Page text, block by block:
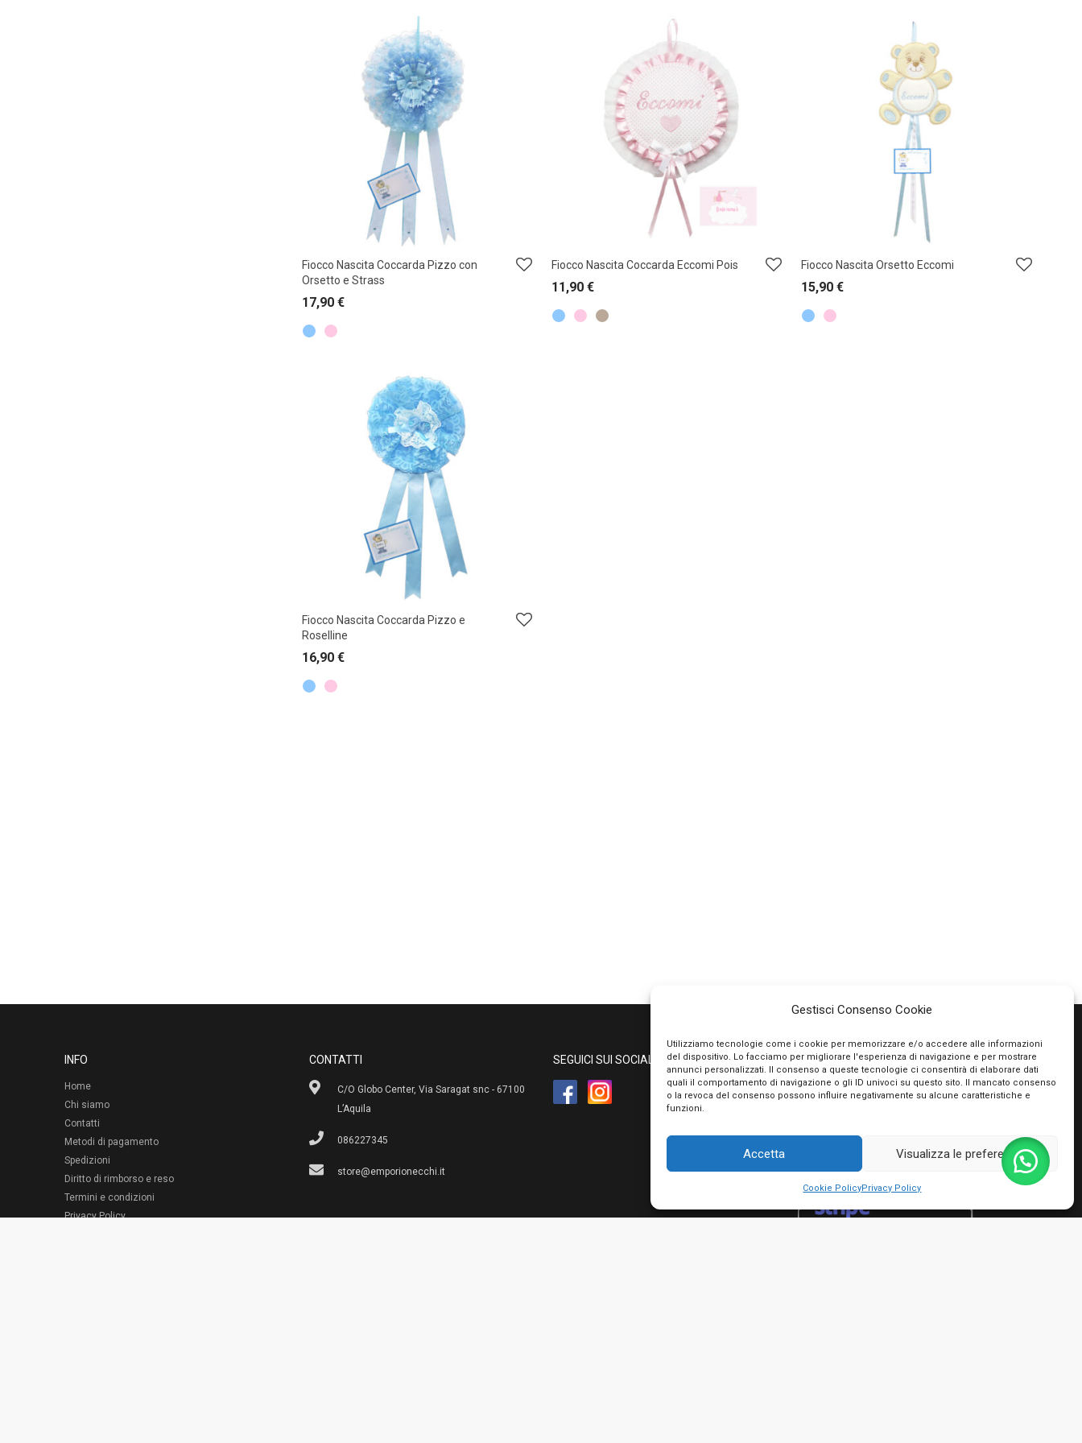
Gestisci Consenso Cookie
Utilizziamo tecnologie come i cookie per memorizzare e/o accedere alle informazioni
del dispositivo. Lo facciamo per migliorare l'esperienza di navigazione e per mostrare
annunci personalizzati. Il consenso a queste tecnologie ci consentirà di elaborare dati
quali il comportamento di navigazione o gli ID univoci su questo sito. Il mancato consenso
o la revoca del consenso possono influire negativamente su alcune caratteristiche e
funzioni.
Accetta Visualizza le preferenze
Cookie PolicyPrivacy Policy
© 2022 Emporio Necchi
Fiocco Nascita Coccarda Pizzo con
Orsetto e Strass
17,90 €
Fiocco Nascita Coccarda Eccomi Pois
11,90 €
Fiocco Nascita Orsetto Eccomi
15,90€
Fiocco Nascita Coccarda Pizzo e
Roselline
16,90 €
INFO
Home
Chi siamo
Contatti
Metodi di pagamento
Spedizioni
Diritto di rimborso e reso
Termini e condizioni
Privacy Policy
CONTATTI
C/O Globo Center, Via Saragat snc - 67100
L’Aquila
086227345
store@emporionecchi.it
SEGUICI SUI SOCIAL PAGAMENTI SICURI
Utilizziamo PayPal e Stripe per garantire la
circuiti, le tue prepagate e Postepay e non hai
bisogno di creare nessun account!